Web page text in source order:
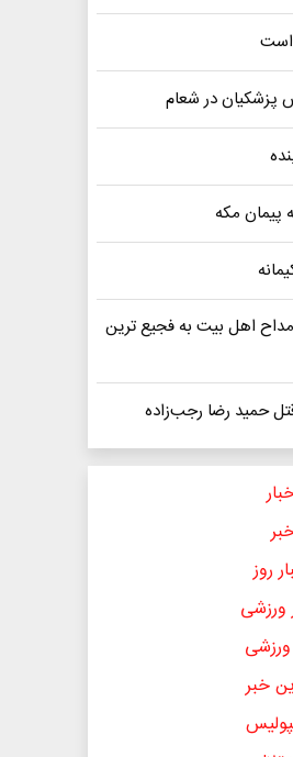
است
پزشکیان در شعام
پیمان مکه
اهل بیت به فجیع ترین
حمید رضا رجب‌زاده
روز
ورزشی
خبر